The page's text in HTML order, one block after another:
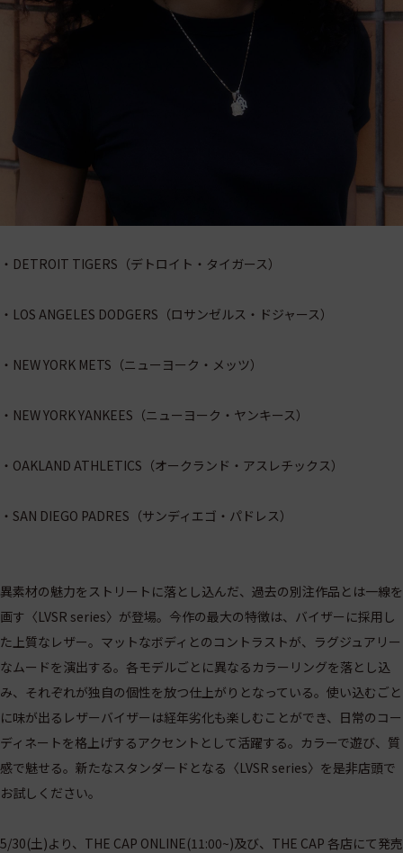
・DETROIT TIGERS（デトロイト・タイガース）
・LOS ANGELES DODGERS（ロサンゼルス・ドジャース）
・NEW YORK METS（ニューヨーク・メッツ）
・NEW YORK YANKEES（ニューヨーク・ヤンキース）
・OAKLAND ATHLETICS（オークランド・アスレチックス）
・SAN DIEGO PADRES（サンディエゴ・パドレス）
異素材の魅力をストリートに落とし込んだ、過去の別注作品とは一線を
画す〈LVSR series〉が登場。今作の最大の特徴は、バイザーに採用し
た上質なレザー。マットなボディとのコントラストが、ラグジュアリー
なムードを演出する。各モデルごとに異なるカラーリングを落とし込
み、それぞれが独自の個性を放つ仕上がりとなっている。使い込むごと
に味が出るレザーバイザーは経年劣化も楽しむことができ、日常のコー
ディネートを格上げするアクセントとして活躍する。カラーで遊び、質
感で魅せる。新たなスタンダードとなる〈LVSR series〉を是非店頭で
お試しください。
5/30(土)より、THE CAP ONLINE(11:00~)及び、THE CAP 各店にて発売